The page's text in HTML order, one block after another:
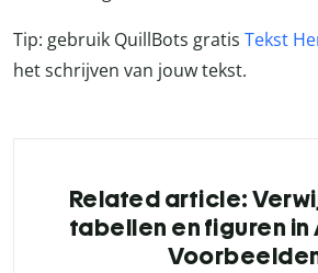
Tip: gebruik QuillBots gratis Tekst
het schrijven van jouw tekst.
Related article:
tabellen en figuren in